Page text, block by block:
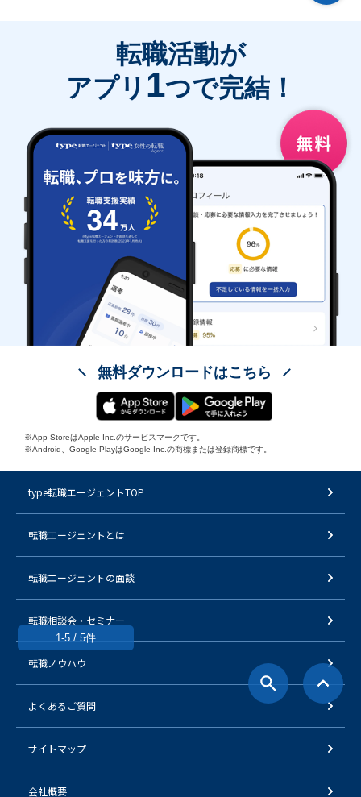
1-5 / 5件
転職活動が
アプリ 1つで完結！
無料ダウンロードはこちら
※App StoreはApple Inc.のサービスマークです。
※Android、Google PlayはGoogle Inc.の商標または登録商標です。
type転職エージェントTOP
転職エージェントとは
転職エージェントの面談
転職相談会・セミナー
転職ノウハウ
よくあるご質問
サイトマップ
会社概要